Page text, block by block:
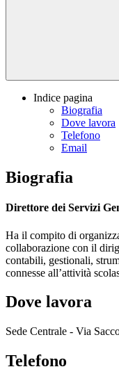
Indice pagina
Biografia
Dove lavora
Telefono
Email
Biografia
Direttore dei Servizi
Ha il compito di
collaborazione con il
contabili, gestionali,
connesse all’attività
Dove lavora
Sede Centrale - Via
Telefono